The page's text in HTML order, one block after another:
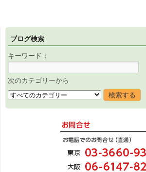
ブログ検索
キーワード：
次のカテゴリーから